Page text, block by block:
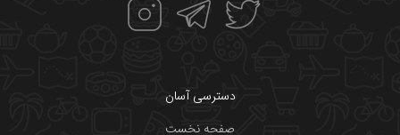
دسترسی آسان
صفحه نخست